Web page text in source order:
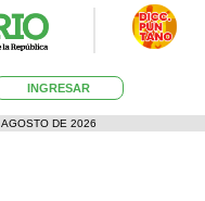
INGRESAR
DE 2026